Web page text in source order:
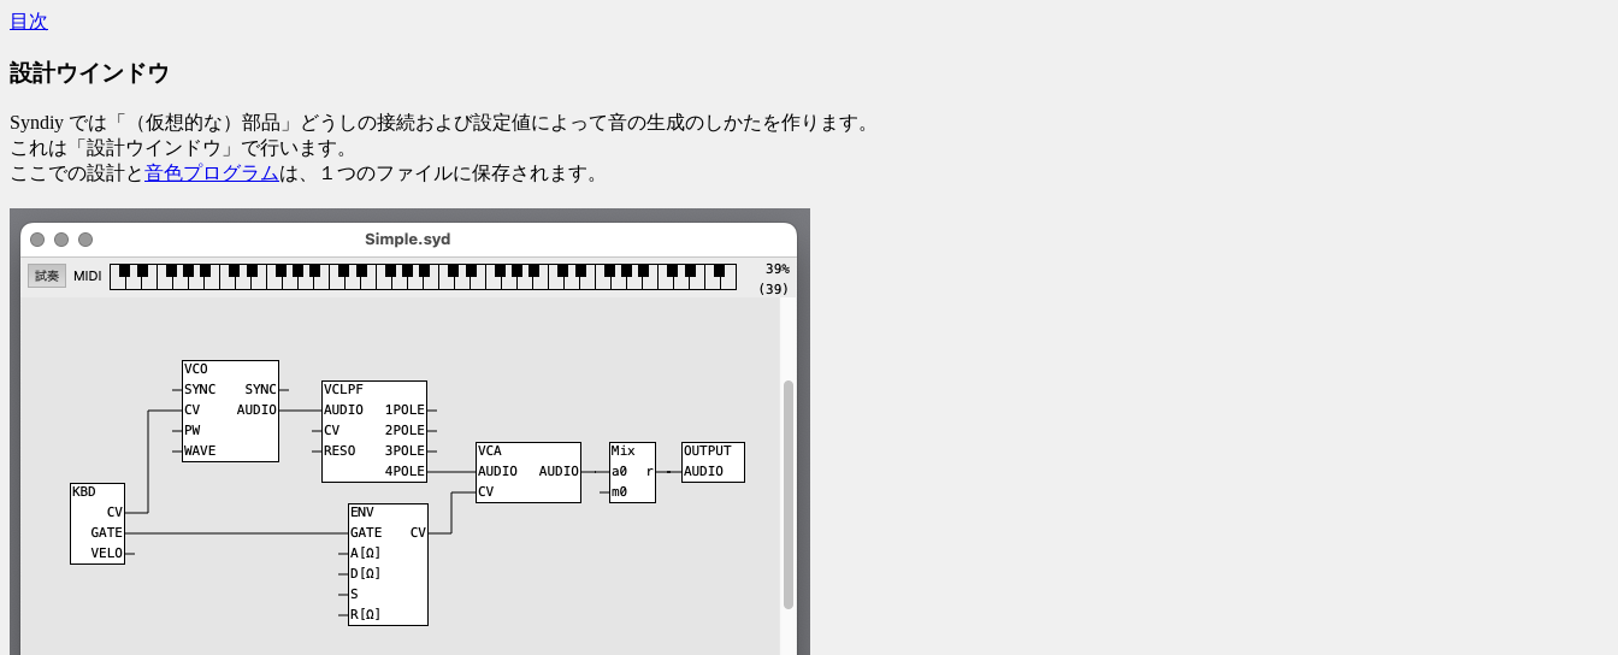
目次
設計ウインドウ
Syndiy では「（仮想的な）部品」どうしの接続および設定値によって音の生成のしかたを作ります。
これは「設計ウインドウ」で行います。
ここでの設計と音色プログラムは、１つのファイルに保存されます。